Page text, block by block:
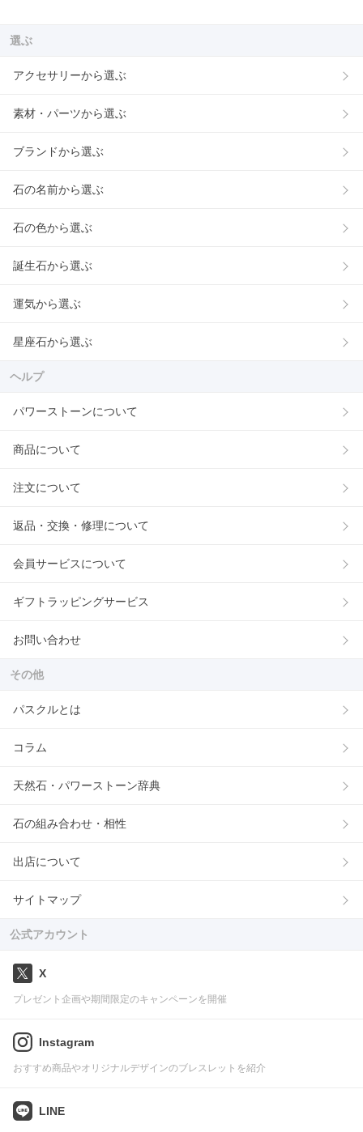
選ぶ
アクセサリーから選ぶ
素材・パーツから選ぶ
ブランドから選ぶ
石の名前から選ぶ
石の色から選ぶ
誕生石から選ぶ
運気から選ぶ
星座石から選ぶ
ヘルプ
パワーストーンについて
商品について
注文について
返品・交換・修理について
会員サービスについて
ギフトラッピングサービス
お問い合わせ
その他
パスクルとは
コラム
天然石・パワーストーン辞典
石の組み合わせ・相性
出店について
サイトマップ
公式アカウント
X
プレゼント企画や期間限定のキャンペーンを開催
Instagram
おすすめ商品やオリジナルデザインのブレスレットを紹介
LINE